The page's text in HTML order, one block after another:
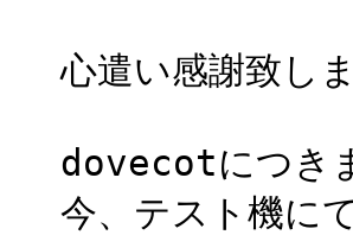
心遣い感謝致しま
dovecotにつき
今、テスト機に